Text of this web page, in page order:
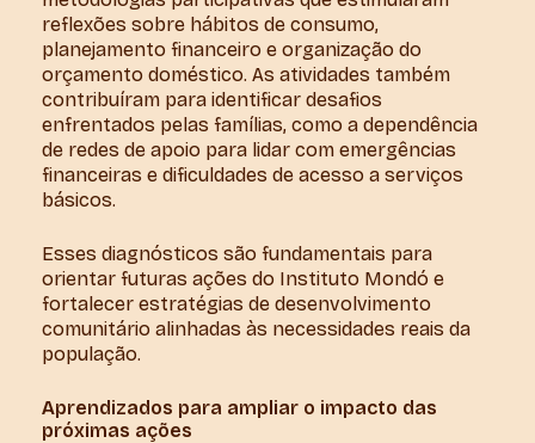
reflexões sobre hábitos de consumo,
planejamento financeiro e organização do
orçamento doméstico. As atividades também
contribuíram para identificar desafios
enfrentados pelas famílias, como a dependência
de redes de apoio para lidar com emergências
financeiras e dificuldades de acesso a serviços
básicos.
Esses diagnósticos são fundamentais para
orientar futuras ações do Instituto Mondó e
fortalecer estratégias de desenvolvimento
comunitário alinhadas às necessidades reais da
população.
Aprendizados para ampliar o impacto das
próximas ações